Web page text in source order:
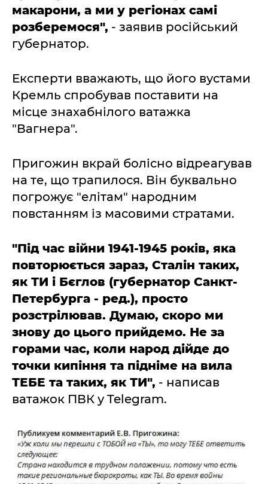
макарони, а ми у регіонах самі
розберемося", - заявив російський
губернатор.
Експерти вважають, що його вустами
Кремль спробував поставити на
місце знахабнілого ватажка
"Вагнера".
Пригожин вкрай болісно відреагував
на те, що трапилося. Він буквально
погрожує "елітам" народним
повстанням із масовими стратами.
"Під час війни 1941-1945 років, яка
повторюється зараз, Сталін таких,
як ТИ і Бєглов (губернатор Санкт-
Петербурга - ред.), просто
розстрілював. Думаю, скоро ми
знову до цього прийдемо. Не за
горами час, коли народ дійде до
точки кипіння та підніме на вила
ТЕБЕ та таких, як ТИ", - написав
ватажок ПВК у Telegram.